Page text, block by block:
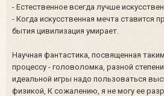
- Естественное всегда лучше
- Когда искусственная мечта ставится
бытия цивилизация умирает.
Научная фантастика, посвященная
процессу - головоломка, разной
идеальной игры надо пользоваться
физикой, К сожалению, я не могу ее